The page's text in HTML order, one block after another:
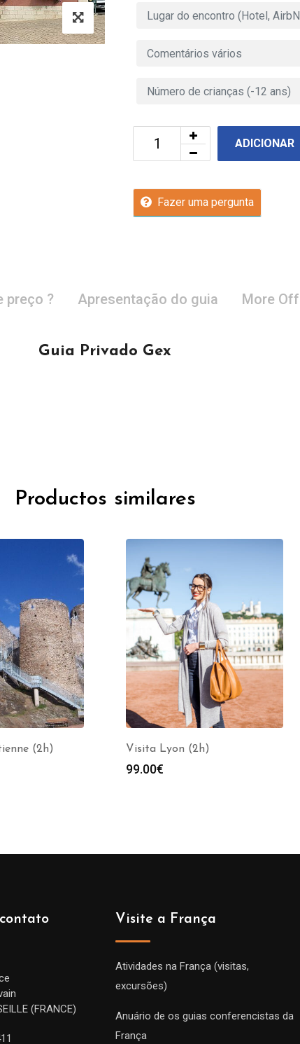
ADICIONAR
Fazer uma pergunta
preço ? Apresentação do guia More
Guia Privado Gex
Productos similares
(2h) Visita Lyon (2h)
99.00€
(FRANCE)
Visite a França
Atividades na França (visitas,
excursões)
Anuário de os guias conferencistas da
França